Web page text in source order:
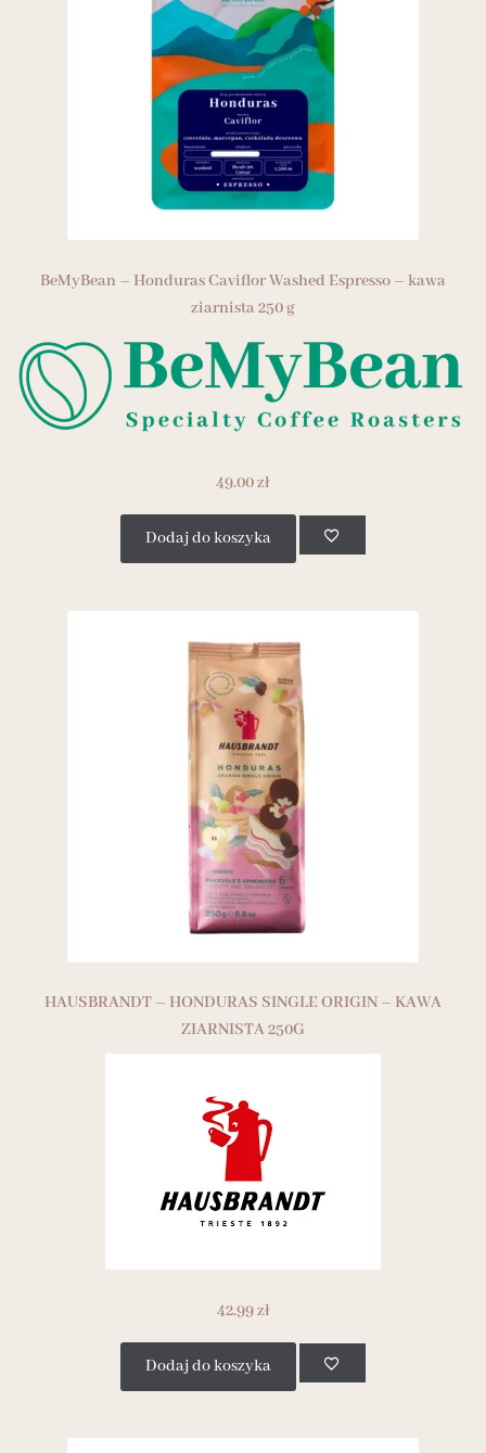
BeMyBean – Honduras Caviflor Washed Espresso – kawa
ziarnista 250 g
49.00zł
Dodaj do koszyka
HAUSBRANDT – HONDURAS SINGLE ORIGIN – KAWA
ZIARNISTA 250G
42.99zł
Dodaj do koszyka